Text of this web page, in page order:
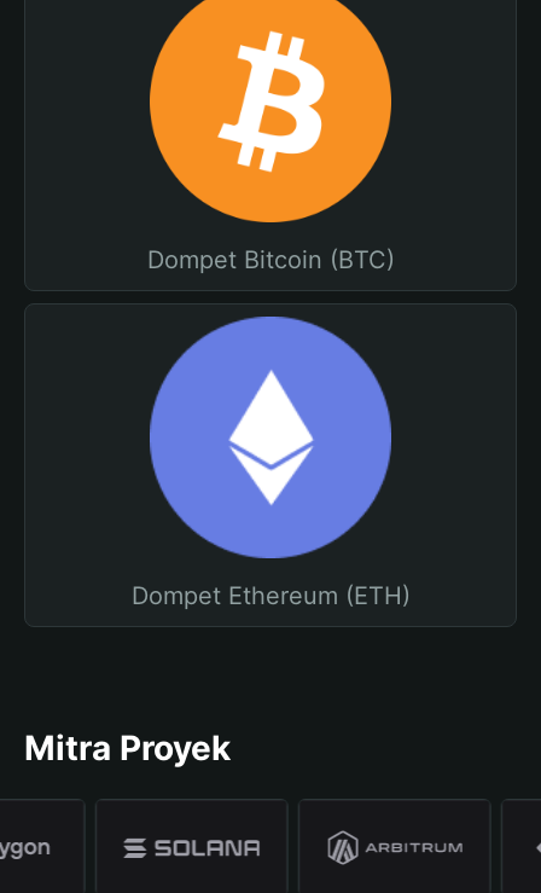
Dompet Bitcoin (BTC)
Dompet Ethereum (ETH)
Mitra Proyek